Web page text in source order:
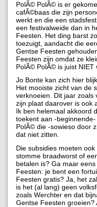
PolÃ© PolÃ© is er
cafÃ©baas die zijn
werkt en die een
een festivalweide dan in
Feesten. Het ding barst
toezuigt, aandacht die
Gentse Feesten
Feesten zijn omdat ze
PolÃ© PolÃ© is juist
Jo Bonte kan zich hier
Het mooiste zicht van de
verknoeien. Dit jaar zoals
zijn plaat daarover is ook
Ik ben helemaal akkoord
toekent aan -
PolÃ© die -sowieso door
dat niet zitten.
Die subsidies moeten
stomme braadworst of
betalen is? Ga maar
Feesten: je bent een
Feesten gratis? Ja, het
is het (al lang) geen
zoals Werchter en dat
Gentse Feesten